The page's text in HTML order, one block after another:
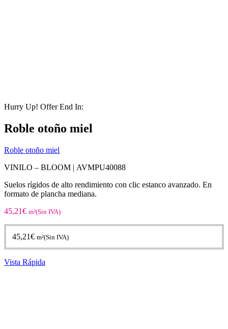
Hurry Up! Offer End In:
Roble otoño miel
Roble otoño miel
VINILO – BLOOM | AVMPU40088
Suelos rígidos de alto rendimiento con clic estanco avanzado. En
formato de plancha mediana.
45,21€ m²(Sin IVA)
45,21€ m²(Sin IVA)
Vista Rápida